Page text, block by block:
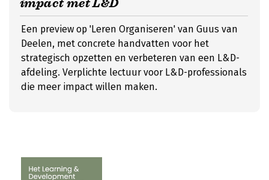
impact met L&D
Een preview op 'Leren Organiseren' van Guus van
Deelen, met concrete handvatten voor het
strategisch opzetten en verbeteren van een L&D-
afdeling. Verplichte lectuur voor L&D-professionals
die meer impact willen maken.